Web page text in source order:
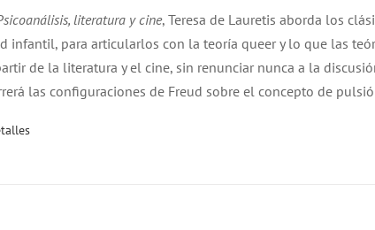
literatura y cine, Teresa de Lauretis aborda los
infantil, para articularlos con la teoría queer y lo que las
de la literatura y el cine, sin renunciar nunca a la
las configuraciones de Freud sobre el concepto de